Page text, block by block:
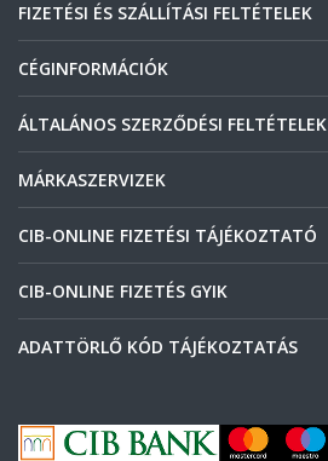
FIZETÉSI ÉS SZÁLLÍTÁSI FELTÉTELEK
CÉGINFORMÁCIÓK
ÁLTALÁNOS SZERZŐDÉSI FELTÉTELEK
MÁRKASZERVIZEK
CIB-ONLINE FIZETÉSI TÁJÉKOZTATÓ
CIB-ONLINE FIZETÉS GYIK
ADATTÖRLŐ KÓD TÁJÉKOZTATÁS